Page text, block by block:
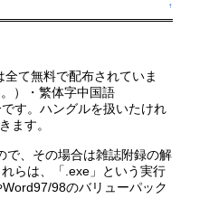
↑
て無料で配布されていま
）・繁体字中国語
す。ハングルを扱いたけれ
ます。
で、その場合は雑誌附録の解
らは、「.exe」という実行
98のバリューパック